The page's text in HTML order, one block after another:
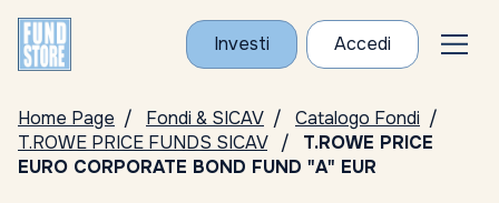
Investi Accedi
Home Page Fondi & SICAV
Catalogo Fondi
T.ROWE PRICE FUNDS SICAV
T.ROWE PRICE
EURO CORPORATE BOND FUND "A" EUR